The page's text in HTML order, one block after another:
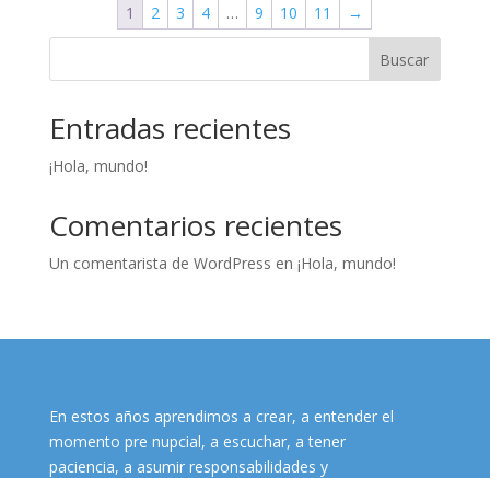
1 2 3 4 … 9 10 11 →
Buscar
Entradas recientes
¡Hola, mundo!
Comentarios recientes
Un comentarista de WordPress en ¡Hola, mundo!
En estos años aprendimos a crear, a entender el
momento pre nupcial, a escuchar, a tener
paciencia, a asumir responsabilidades y